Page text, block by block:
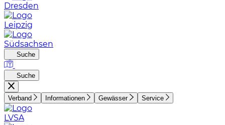
Dresden
Leipzig
Südsachsen
Suche
Suche
Verband Informationen Gewässer Service
LVSA